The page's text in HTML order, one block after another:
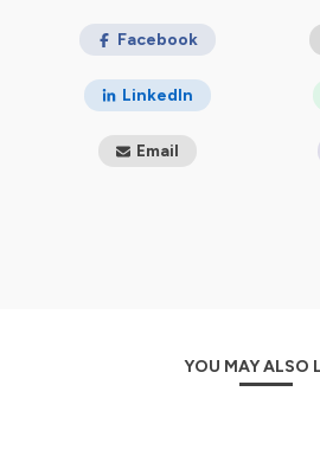
Facebook
LinkedIn
Email
YOU MAY ALSO